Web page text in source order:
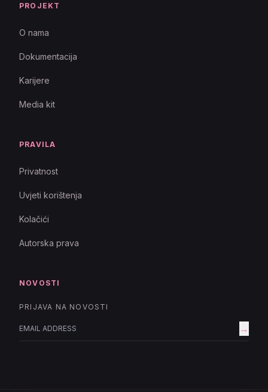
PROJEKT
O nama
Dokumentacija
Karijere
Media kit
PRAVILA
Privatnost
Uvjeti korištenja
Kolačići
Autorska prava
NOVOSTI
PRIJAVA NA NOVOSTI
→